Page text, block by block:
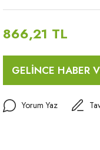
866,21 TL
GELİNCE HABER
Yorum Yaz